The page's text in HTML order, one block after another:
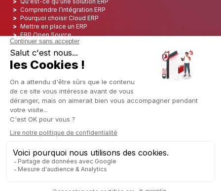
Comprendre l’intégration ERP
Pourquoi choisir Cloud ERP
Mettre en place un ERP
ERP Open Source
Logiciel ERP Open Source
Top 5 des ERP Open Source
ERP Deployment
ERP Implementation
ERP Consulting
ERP Project
ERP System
Odoo ERP pour le secteur des assurances
Odoo ERP pour le secteur de la logistique
Odoo ERP pour l'industrie du CBD
Odoo ERP pour l'industrie manufacturière